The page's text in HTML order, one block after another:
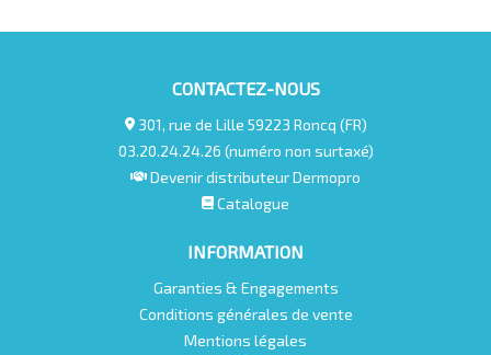
CONTACTEZ-NOUS
301, rue de Lille 59223 Roncq (FR)
03.20.24.24.26 (numéro non surtaxé)
Devenir distributeur Dermopro
Catalogue
INFORMATION
Garanties & Engagements
Conditions générales de vente
Mentions légales